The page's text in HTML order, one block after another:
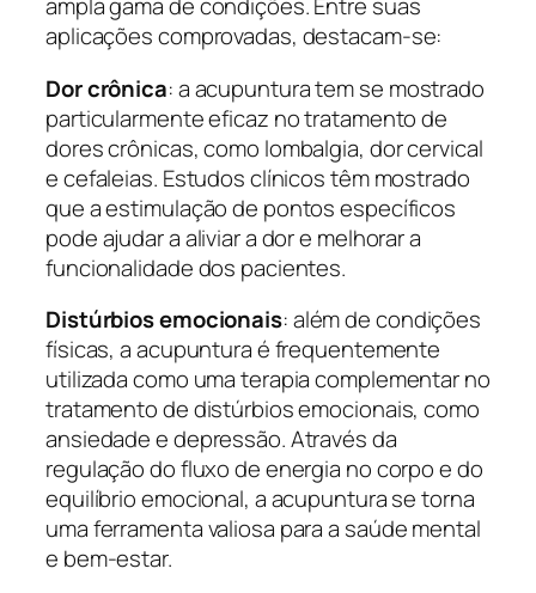
aplicações comprovadas, destacam-se:
Dor crônica: a acupuntura tem se mostrado
particularmente eficaz no tratamento de
dores crônicas, como lombalgia, dor cervical
e cefaleias. Estudos clínicos têm mostrado
que a estimulação de pontos específicos
pode ajudar a aliviar a dor e melhorar a
funcionalidade dos pacientes.
Distúrbios emocionais: além de condições
físicas, a acupuntura é frequentemente
utilizada como uma terapia complementar no
tratamento de distúrbios emocionais, como
ansiedade e depressão. Através da
regulação do fluxo de energia no corpo e do
equilíbrio emocional, a acupuntura se torna
uma ferramenta valiosa para a saúde mental
e bem-estar.